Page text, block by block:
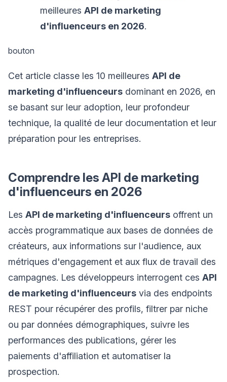
meilleuresAPI de marketing
d'influenceurs en 2026.
bouton
Cet article classe les 10 meilleures API de
marketing d'influenceurs dominant en 2026, en
se basant sur leur adoption, leur profondeur
technique, la qualité de leur documentation et leur
préparation pour les entreprises.
Comprendre les API de marketing
d'influenceurs en 2026
Les API de marketing d'influenceurs offrent un
accès programmatique aux bases de données de
créateurs, aux informations sur l'audience, aux
métriques d'engagement et aux flux de travail des
campagnes. Les développeurs interrogent ces API
de marketing d'influenceurs via des endpoints
REST pour récupérer des profils, filtrer par niche
ou par données démographiques, suivre les
performances des publications, gérer les
paiements d'affiliation et automatiser la
prospection.